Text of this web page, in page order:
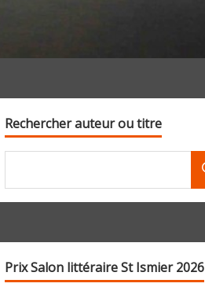
Rechercher auteur ou titre
Prix Salon littéraire St Ismier 2026